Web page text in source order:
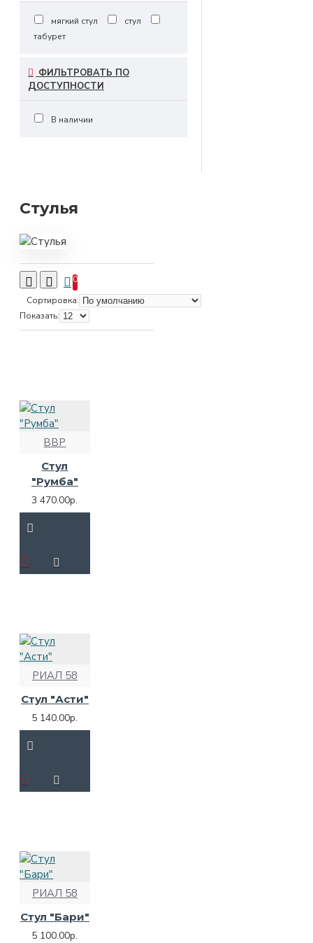
мягкий стул
стул
табурет
ФИЛЬТРОВАТЬ ПО
ДОСТУПНОСТИ
В наличии
Стулья
0
Сортировка:
Показать:
ВВР
Стул
"Румба"
3 470.00р.
РИАЛ 58
Стул "Асти"
5 140.00р.
РИАЛ 58
Стул "Бари"
5 100.00р.